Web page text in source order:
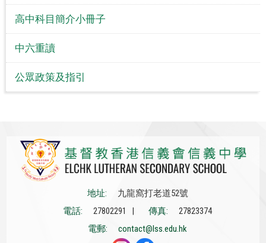
高中科目簡介小冊子
中六重讀
公眾政策及指引
地址:
九龍窩打老道52號
電話:
27802291 | 傳真:
27823374
電郵:
contact@lss.edu.hk